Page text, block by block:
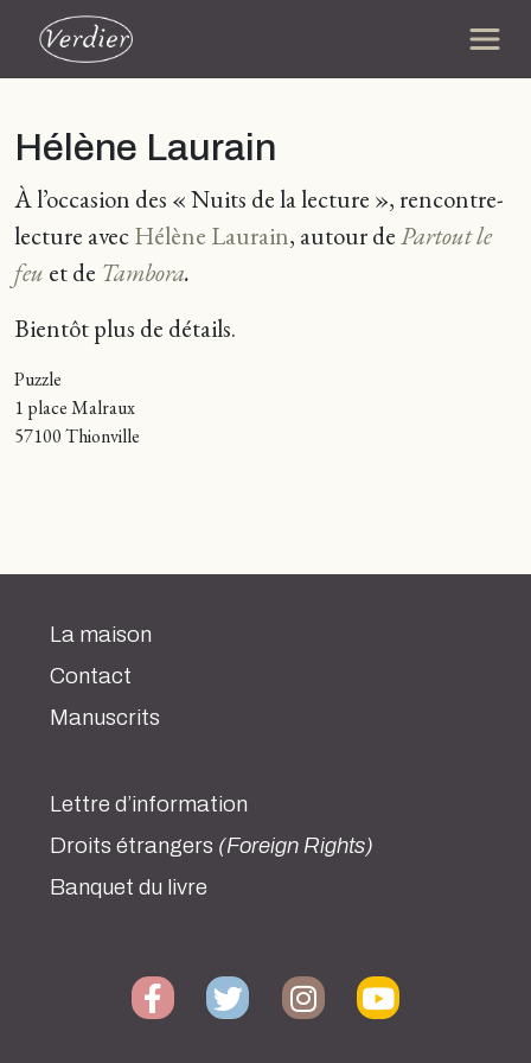
Hélène Laurain
À l’occasion des « Nuits de la lecture », rencontre-
lecture avecHélène Laurain, autour dePartout le
feu et de Tambora.
Bientôt plus de détails.
Puzzle
1 place Malraux
57100 Thionville
La maison
Contact
Manuscrits
Lettre d’information
Droits étrangers (Foreign Rights)
Banquet du livre